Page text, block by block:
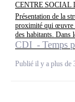
CENTRE SOCIAL
Présentation de la
proximité qui œuvre
des habitants. Dans
CDI - Temps
Publié il y a plus de